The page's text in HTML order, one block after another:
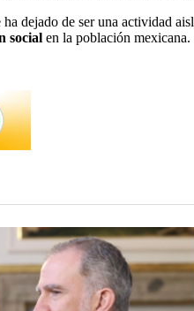
dejado de ser una actividad
social en la población mexicana.